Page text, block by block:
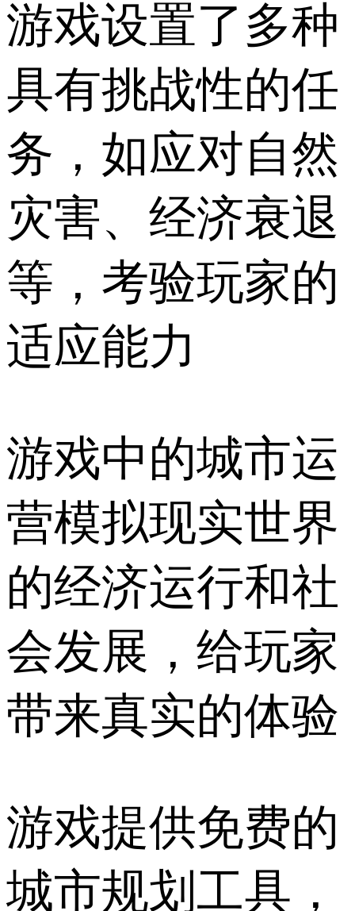
游戏设置了多种
具有挑战性的任
务，如应对自然
灾害、经济衰退
等，考验玩家的
适应能力
游戏中的城市运
营模拟现实世界
的经济运行和社
会发展，给玩家
带来真实的体验
游戏提供免费的
城市规划工具，